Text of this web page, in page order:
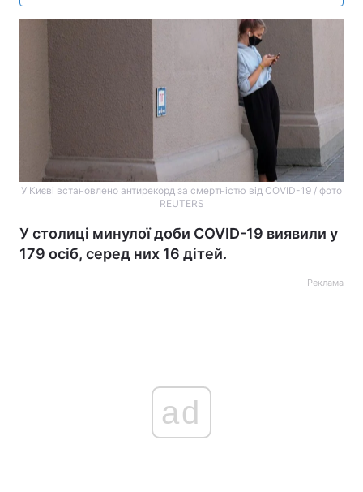
У Києві встановлено антирекорд за смертністю від COVID-19 / фото
REUTERS
У столиці минулої доби COVID-19 виявили у
179 осіб, серед них 16 дітей.
Реклама
ad